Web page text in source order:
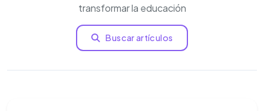
transformar la educación
Buscar artículos